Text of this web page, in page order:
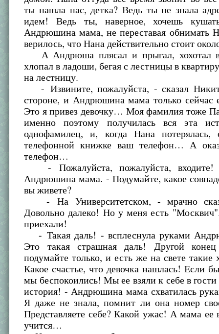
ты нашла нас, детка? Ведь ты не знала
идем! Ведь ты, наверное, хочешь
Андрюшина мама, не переставая обнимать
верилось, что Нана действительно стоит
А Андрюша плясал и прыгал, хохотал
хлопал в ладоши, бегая с лестницы в
на лестницу.
- Извините, пожалуйста, - сказал
стороне, и Андрюшина мама только сейчас
Это я привез девочку… Моя фамилия тоже
именно поэтому получилась вся эта
однофамилец, и, когда Нана
телефонной книжке ваш телефон… А
телефон…
- Пожалуйста, пожалуйста, входите! -
Андрюшина мама. - Подумайте, какое
вы живете?
- На Университетском, - мрачно
Довольно далеко! Но у меня есть
приехали!
- Такая даль! - всплеснула руками
Это такая страшная даль! Другой
подумайте только, и есть же на свете
Какое счастье, что девочка нашлась! Если
мы беспокоились! Мы ее взяли к себе в гости
история! - Андрюшина мама схватилась
Я даже не знала, помнит ли она номер
Представляете себе? Какой ужас! А мама ее
учится…